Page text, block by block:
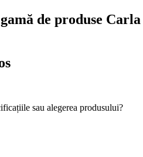
de produse Carla
sau alegerea produsului?